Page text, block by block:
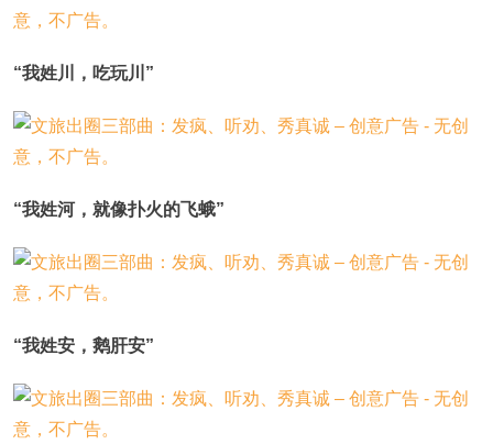
“我姓川，吃玩川”
“我姓河，就像扑火的飞蛾”
“我姓安，鹅肝安”